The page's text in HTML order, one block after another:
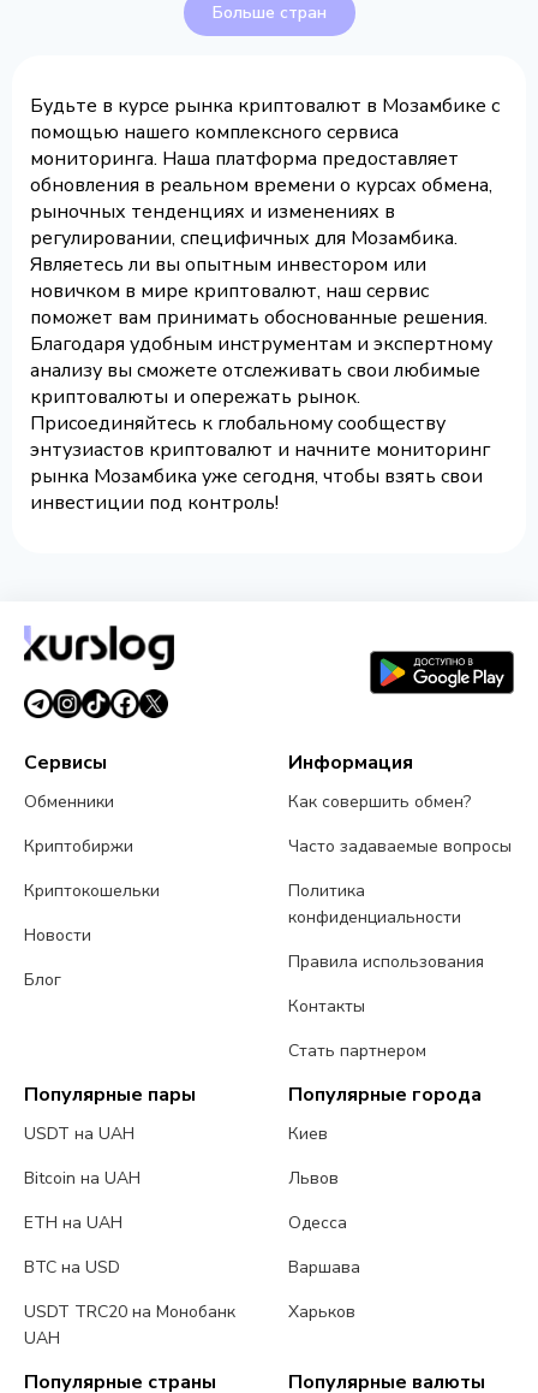
Больше стран
Будьте в курсе рынка криптовалют в Мозамбике с
помощью нашего комплексного сервиса
мониторинга. Наша платформа предоставляет
обновления в реальном времени о курсах обмена,
рыночных тенденциях и изменениях в
регулировании, специфичных для Мозамбика.
Являетесь ли вы опытным инвестором или
новичком в мире криптовалют, наш сервис
поможет вам принимать обоснованные решения.
Благодаря удобным инструментам и экспертному
анализу вы сможете отслеживать свои любимые
криптовалюты и опережать рынок.
Присоединяйтесь к глобальному сообществу
энтузиастов криптовалют и начните мониторинг
рынка Мозамбика уже сегодня, чтобы взять свои
инвестиции под контроль!
Сервисы
Обменники
Криптобиржи
Криптокошельки
Новости
Блог
Информация
Как совершить обмен?
Часто задаваемые вопросы
Политика
конфиденциальности
Правила использования
Контакты
Стать партнером
Популярные пары
USDT на UAH
Bitcoin на UAH
ETH на UAH
BTC на USD
USDT TRC20 на Монобанк
UAH
Популярные города
Киев
Львов
Одесса
Варшава
Харьков
Популярные страны Популярные валюты